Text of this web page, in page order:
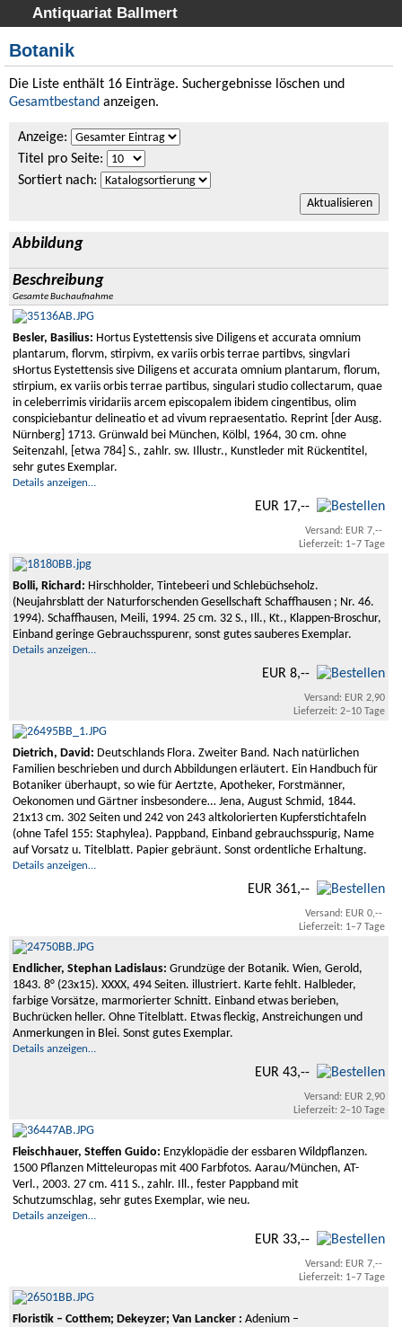
Antiquariat Ballmert
Startseite
Kategorien
Suchergebnisse
Warenkorb
Widerruf
Datenschutz
Impressum
Botanik
Die Liste enthält 16 Einträge. Suchergebnisse löschen und
Gesamtbestand anzeigen.
Anzeige:
Titel pro Seite:
Sortiert nach:
Abbildung
Beschreibung
Gesamte Buchaufnahme
Besler, Basilius: Hortus Eystettensis sive Diligens et accurata omnium
plantarum, florvm, stirpivm, ex variis orbis terrae partibvs, singvlari
sHortus Eystettensis sive Diligens et accurata omnium plantarum, florum,
stirpium, ex variis orbis terrae partibus, singulari studio collectarum, quae
in celeberrimis viridariis arcem episcopalem ibidem cingentibus, olim
conspiciebantur delineatio et ad vivum repraesentatio. Reprint [der Ausg.
Nürnberg] 1713. Grünwald bei München, Kölbl, 1964, 30 cm. ohne
Seitenzahl, [etwa 784] S., zahlr. sw. Illustr., Kunstleder mit Rückentitel,
sehr gutes Exemplar.
Details anzeigen…
EUR 17,--
Versand: EUR 7,--
Lieferzeit: 1–7 Tage
Bolli, Richard: Hirschholder, Tintebeeri und Schlebüchseholz.
(Neujahrsblatt der Naturforschenden Gesellschaft Schaffhausen ; Nr. 46.
1994). Schaffhausen, Meili, 1994. 25 cm. 32 S., Ill., Kt., Klappen-Broschur,
Einband geringe Gebrauchsspurenr, sonst gutes sauberes Exemplar.
Details anzeigen…
EUR 8,--
Versand: EUR 2,90
Lieferzeit: 2–10 Tage
Dietrich, David: Deutschlands Flora. Zweiter Band. Nach natürlichen
Familien beschrieben und durch Abbildungen erläutert. Ein Handbuch für
Botaniker überhaupt, so wie für Aertzte, Apotheker, Forstmänner,
Oekonomen und Gärtner insbesondere… Jena, August Schmid, 1844.
21x13 cm. 302 Seiten und 242 von 243 altkolorierten Kupferstichtafeln
(ohne Tafel 155: Staphylea). Pappband, Einband gebrauchsspurig, Name
auf Vorsatz u. Titelblatt. Papier gebräunt. Sonst ordentliche Erhaltung.
Details anzeigen…
EUR 361,--
Versand: EUR 0,--
Lieferzeit: 1–7 Tage
Endlicher, Stephan Ladislaus: Grundzüge der Botanik. Wien, Gerold,
1843. 8° (23x15). XXXX, 494 Seiten. illustriert. Karte fehlt. Halbleder,
farbige Vorsätze, marmorierter Schnitt. Einband etwas berieben,
Buchrücken heller. Ohne Titelblatt. Etwas fleckig, Anstreichungen und
Anmerkungen in Blei. Sonst gutes Exemplar.
Details anzeigen…
EUR 43,--
Versand: EUR 2,90
Lieferzeit: 2–10 Tage
Fleischhauer, Steffen Guido: Enzyklopädie der essbaren Wildpflanzen.
1500 Pflanzen Mitteleuropas mit 400 Farbfotos. Aarau/München, AT-
Verl., 2003. 27 cm. 411 S., zahlr. Ill., fester Pappband mit
Schutzumschlag, sehr gutes Exemplar, wie neu.
Details anzeigen…
EUR 33,--
Versand: EUR 7,--
Lieferzeit: 1–7 Tage
Floristik – Cotthem; Dekeyzer; Van Lancker : Adenium –